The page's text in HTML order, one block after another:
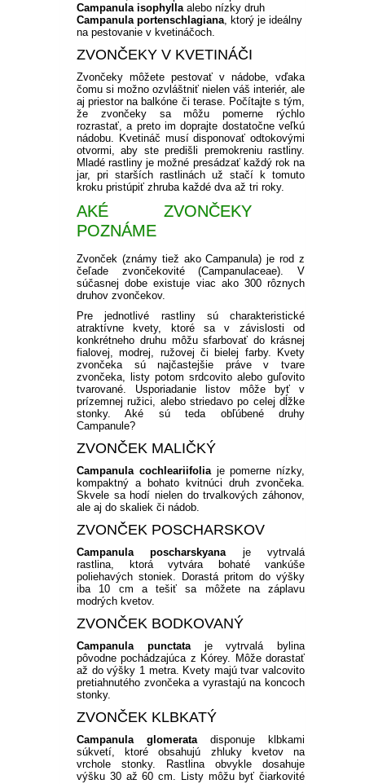
Campanula isophyllaalebo nízky druh
Campanula portenschlagiana, ktorý je ideálny
na pestovanie v kvetináčoch.
ZVONČEKY V KVETINÁČI
Zvončeky môžete pestovať v nádobe, vďaka
čomu si možno ozvláštniť nielen váš interiér, ale
aj priestor na balkóne či terase. Počítajte s tým,
že zvončeky sa môžu pomerne rýchlo
rozrastať, a preto im doprajte dostatočne veľkú
nádobu. Kvetináč musí disponovať odtokovými
otvormi, aby ste predišli premokreniu rastliny.
Mladé rastliny je možné presádzať každý rok na
jar, pri starších rastlinách už stačí k tomuto
kroku pristúpiť zhruba každé dva až tri roky.
AKÉ ZVONČEKY
POZNÁME
Zvonček (známy tiež ako Campanula) je rod z
čeľade zvončekovité (Campanulaceae). V
súčasnej dobe existuje viac ako 300 rôznych
druhov zvončekov.
Pre jednotlivé rastliny sú charakteristické
atraktívne kvety, ktoré sa v závislosti od
konkrétneho druhu môžu sfarbovať do krásnej
fialovej, modrej, ružovej či bielej farby. Kvety
zvončeka sú najčastejšie práve v tvare
zvončeka, listy potom srdcovito alebo guľovito
tvarované. Usporiadanie listov môže byť v
prízemnej ružici, alebo striedavo po celej dĺžke
stonky. Aké sú teda obľúbené druhy
Campanule?
ZVONČEK MALIČKÝ
Campanula cochleariifoliaje pomerne nízky,
kompaktný a bohato kvitnúci druh zvončeka.
Skvele sa hodí nielen do trvalkových záhonov,
ale aj do skaliek či nádob.
ZVONČEK POSCHARSKOV
Campanula poscharskyanaje vytrvalá
rastlina, ktorá vytvára bohaté vankúše
poliehavých stoniek. Dorastá pritom do výšky
iba 10 cm a tešiť sa môžete na záplavu
modrých kvetov.
ZVONČEK BODKOVANÝ
Campanula punctataje vytrvalá bylina
pôvodne pochádzajúca z Kórey. Môže dorastať
až do výšky 1 metra. Kvety majú tvar valcovito
pretiahnutého zvončeka a vyrastajú na koncoch
stonky.
ZVONČEK KLBKATÝ
Campanula glomeratadisponuje klbkami
súkvetí, ktoré obsahujú zhluky kvetov na
vrchole stonky. Rastlina obvykle dosahuje
výšku 30 až 60 cm. Listy môžu byť čiarkovité